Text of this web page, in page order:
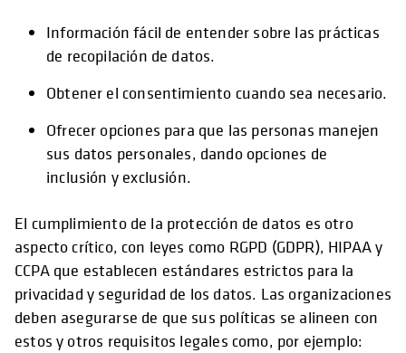
Información fácil de entender sobre las prácticas
de recopilación de datos.
Obtener el consentimiento cuando sea necesario.
Ofrecer opciones para que las personas manejen
sus datos personales, dando opciones de
inclusión y exclusión.
El cumplimiento de la protección de datos es otro
aspecto crítico, con leyes como RGPD (GDPR), HIPAA y
CCPA que establecen estándares estrictos para la
privacidad y seguridad de los datos. Las organizaciones
deben asegurarse de que sus políticas se alineen con
estos y otros requisitos legales como, por ejemplo: